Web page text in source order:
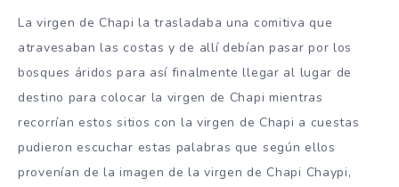
La virgen de Chapi la trasladaba una comitiva que
atravesaban las costas y de allí debían pasar por los
bosques áridos para así finalmente llegar al lugar de
destino para colocar la virgen de Chapi mientras
recorrían estos sitios con la virgen de Chapi a cuestas
pudieron escuchar estas palabras que según ellos
provenían de la imagen de la virgen de Chapi Chaypi,